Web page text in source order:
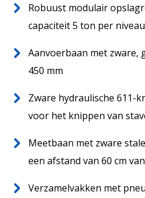
Home
Wereldwijd
Aftersales
Robuust modulair
capaciteit 5 ton per niveau
Aanvoerbaan met zware,
450 mm
Zware hydraulische 611-
voor het knippen van
Meetbaan met zware
een afstand van 60 cm
Verzamelvakken met